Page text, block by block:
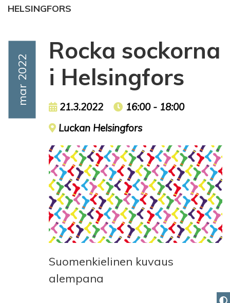
HELSINGFORS
Event Date
Mar 2022
Rocka sockorna
i Helsingfors
Event date
21.3.2022 Event time
16:00 - 18:00
Event location
Luckan Helsingfors
Suomenkielinen kuvaus
alempana